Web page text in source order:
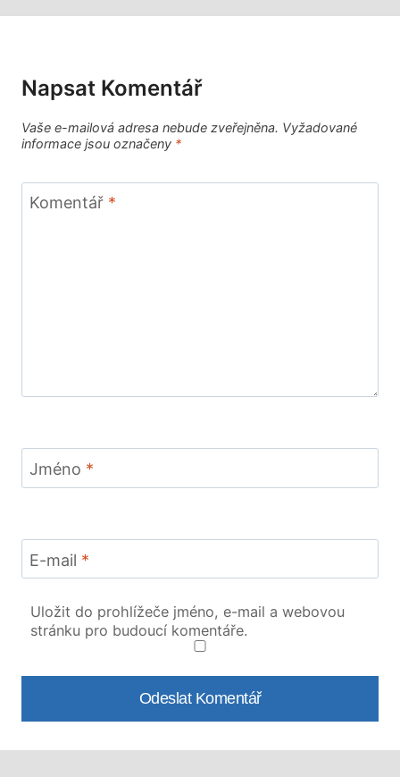
Napsat Komentář
Vaše e-mailová adresa nebude zveřejněna. Vyžadované
informace jsou označeny *
Komentář *
Jméno *
E-mail *
Uložit do prohlížeče jméno, e-mail a webovou
stránku pro budoucí komentáře.